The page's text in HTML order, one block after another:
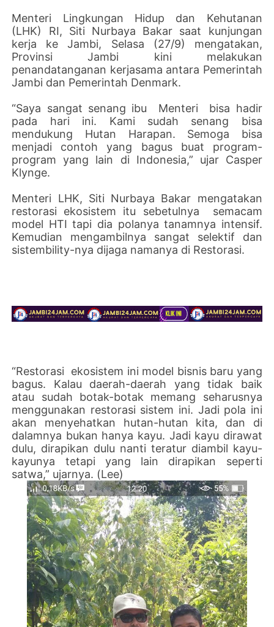
Menteri Lingkungan Hidup dan Kehutanan
(LHK) RI, Siti Nurbaya Bakar saat kunjungan
kerja ke Jambi, Selasa (27/9) mengatakan,
Provinsi Jambi kini melakukan
penandatanganan kerjasama antara Pemerintah
Jambi dan Pemerintah Denmark.
“Saya sangat senang ibu Menteri bisa hadir
pada hari ini. Kami sudah senang bisa
mendukung Hutan Harapan. Semoga bisa
menjadi contoh yang bagus buat program-
program yang lain di Indonesia,” ujar Casper
Klynge.
Menteri LHK, Siti Nurbaya Bakar mengatakan
restorasi ekosistem itu sebetulnya semacam
model HTI tapi dia polanya tanamnya intensif.
Kemudian mengambilnya sangat selektif dan
sistembility-nya dijaga namanya di Restorasi.
“Restorasi ekosistem ini model bisnis baru yang
bagus. Kalau daerah-daerah yang tidak baik
atau sudah botak-botak memang seharusnya
menggunakan restorasi sistem ini. Jadi pola ini
akan menyehatkan hutan-hutan kita, dan di
dalamnya bukan hanya kayu. Jadi kayu dirawat
dulu, dirapikan dulu nanti teratur diambil kayu-
kayunya tetapi yang lain dirapikan seperti
satwa,” ujarnya. (Lee)